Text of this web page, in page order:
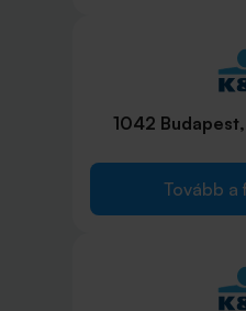
1042
Tovább a